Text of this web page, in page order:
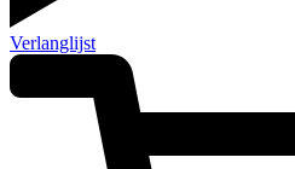
Verlanglijst